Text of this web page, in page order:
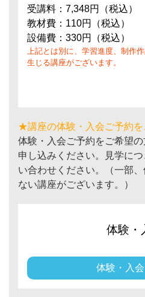
受講料：7,348円（税込）
教材費：110円（税込）
設備費：330円（税込）
上記とは別に、学習進度、制作
生じる講座がございます。
★講座の体験・入会ご予約を
体験・入会ご予約をご希望
申し込みください。見学に
い合わせください。（一部
ない講座がございます。）
体験・
体験・入